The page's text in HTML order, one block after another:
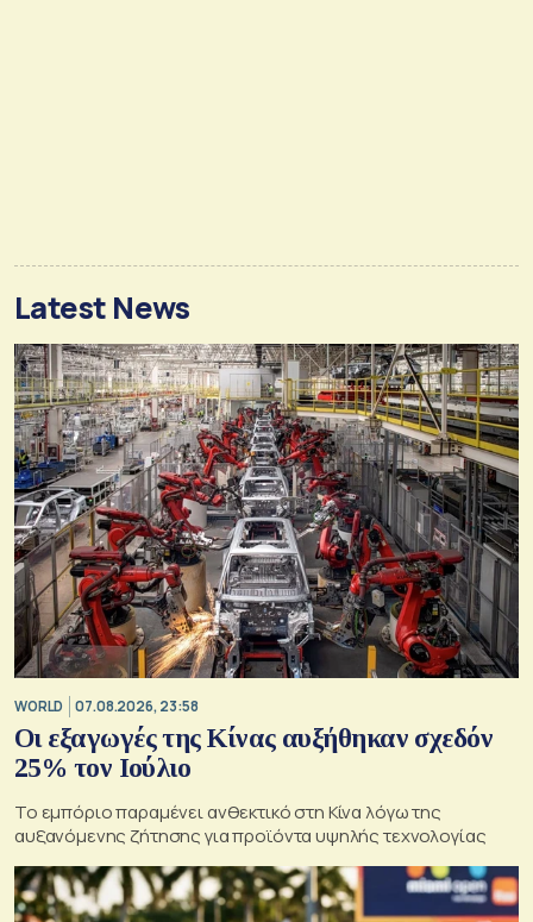
Latest News
WORLD 07.08.2026, 23:58
Οι εξαγωγές της Κίνας αυξήθηκαν σχεδόν
25% τον Ιούλιο
Το εμπόριο παραμένει ανθεκτικό στη Κίνα λόγω της
αυξανόμενης ζήτησης για προϊόντα υψηλής τεχνολογίας